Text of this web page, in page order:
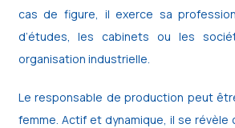
cas de figure, il exerce sa
d’études, les cabinets ou les
organisation industrielle.
Le responsable de production peut
femme. Actif et dynamique, il se révèle